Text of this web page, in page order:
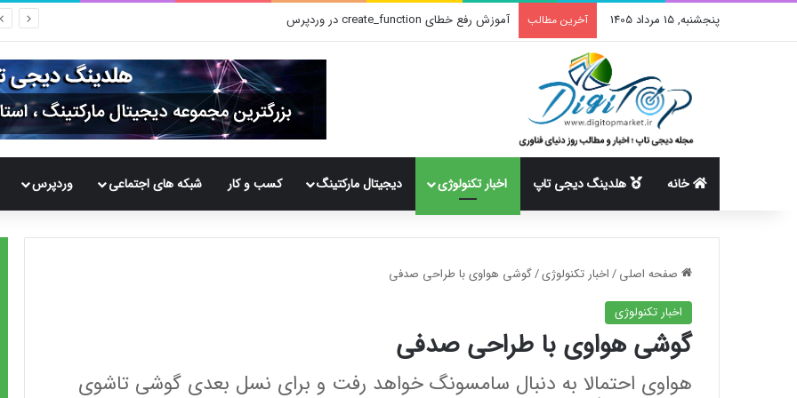
پنجشنبه, 15 مرداد 1405 آخرین مطالب آموزش رفع خطای create_function در وردپرس
خانه هلدینگ دیجی تاپ اخبار تکنولوژی دیجیتال مارکتینگ کسب و کار شبکه های اجتماعی وردپرس
صفحه اصلی/اخبار تکنولوژی/گوشی هواوی با طراحی صدفی
اخبار تکنولوژی
گوشی هواوی با طراحی صدفی
هواوی احتمالا به دنبال سامسونگ خواهد رفت و برای نسل بعدی گوشی تاشوی